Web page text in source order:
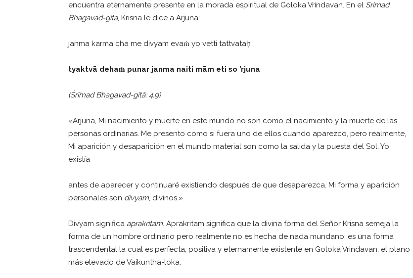
encuentra eternamente presente en la morada espiritual de Goloka Vrindavan. En el Srimad
Bhagavad-gita, Krisna le dice a Arjuna:
janma karma cha me divyam evaṁ yo vetti tattvataḥ
tyaktvā dehaṁ punar janma naiti mām eti so ’rjuna
(Śrīmad Bhagavad-gītā: 4.9)
«Arjuna, Mi nacimiento y muerte en este mundo no son como el nacimiento y la muerte de las
personas ordinarias. Me presento como si fuera uno de ellos cuando aparezco, pero realmente,
Mi aparición y desaparición en el mundo material son como la salida y la puesta del Sol. Yo
existía
antes de aparecer y continuaré existiendo después de que desaparezca. Mi forma y aparición
personales son divyam, divinos.»
Divyam significa aprakritam. Aprakritam significa que la divina forma del Señor Krisna semeja la
forma de un hombre ordinario pero realmente no es hecha de nada mundano; es una forma
trascendental la cual es perfecta, positiva y eternamente existente en Goloka Vrindavan, el plano
más elevado de Vaikuntha-loka.